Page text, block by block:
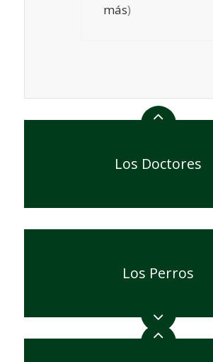
más)
Victor Trilla Joan Quesada
Ripoll Marc Pallarès Eduard
Los Doctores
Los Perros